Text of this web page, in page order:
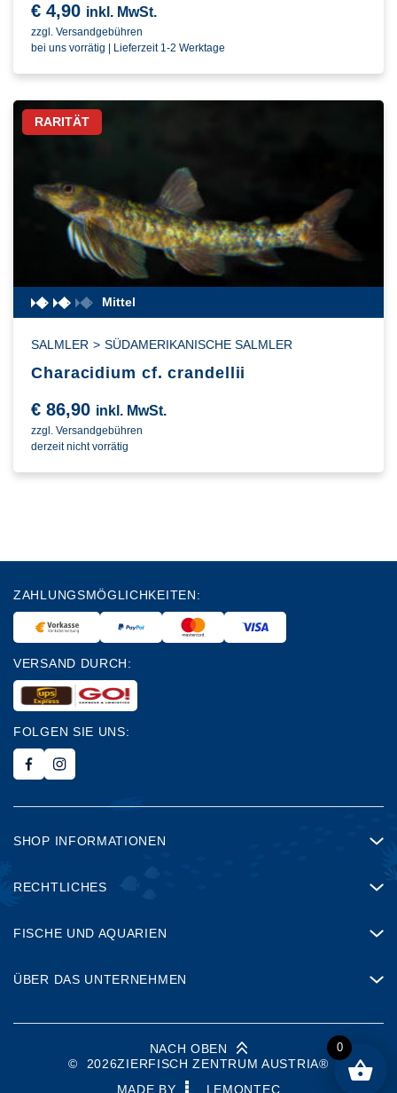
€ 4,90 inkl. MwSt.
zzgl. Versandgebühren
bei uns vorrätig | Lieferzeit 1-2 Werktage
RARITÄT
Mittel
SALMLER > SÜDAMERIKANISCHE SALMLER
Characidium cf. crandellii
€ 86,90 inkl. MwSt.
zzgl. Versandgebühren
derzeit nicht vorrätig
ZAHLUNGSMÖGLICHKEITEN:
VERSAND DURCH:
FOLGEN SIE UNS:
SHOP INFORMATIONEN
RECHTLICHES
FISCHE UND AQUARIEN
ÜBER DAS UNTERNEHMEN
© 2026ZIERFISCH ZENTRUM AUSTRIA®
MADE BY
LEMONTEC
NACH OBEN 0